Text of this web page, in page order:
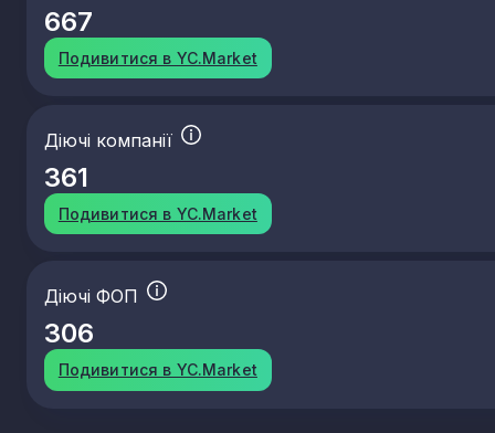
667
Подивитися в YC.Market
Діючі компанії
361
Подивитися в YC.Market
Діючі ФОП
306
Подивитися в YC.Market